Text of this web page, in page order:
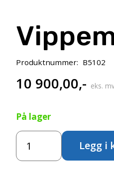
Produktnummer: B5102
10 900,00,- eks.
På lager
Vippemotorsykkel
antall
Legg i